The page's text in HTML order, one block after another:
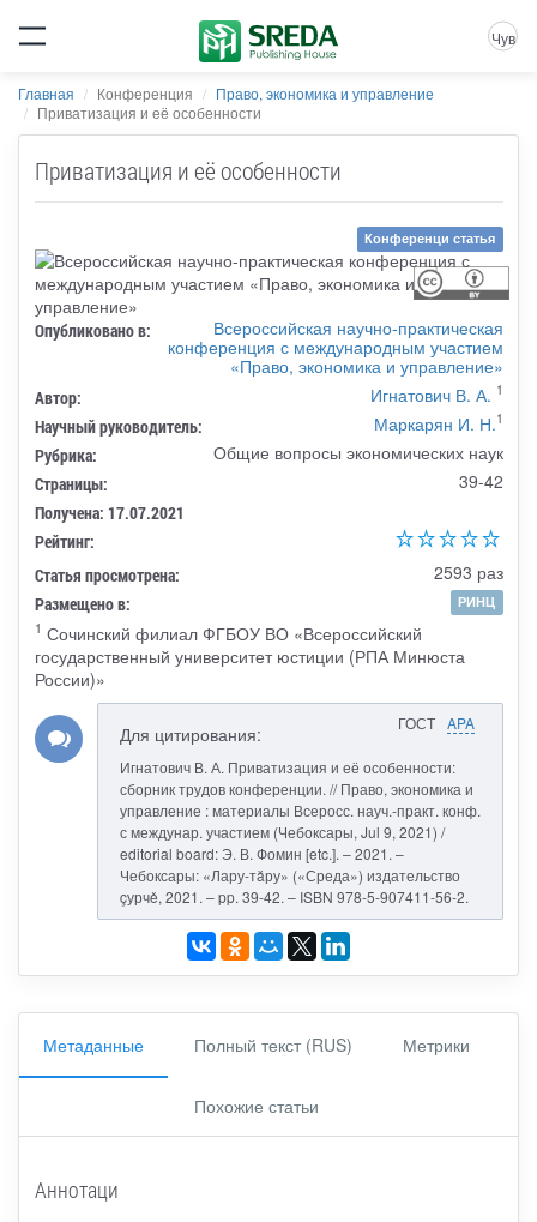
Чув
Главная Конференция
Право, экономика и управление
Приватизация и её особенности
Приватизация и её особенности
Конференци статья
Опубликовано в:
Всероссийская научно-практическая
конференция с международным участием
«Право, экономика и управление»
Автор: Игнатович В. А. 1
Научный руководитель: Маркарян И. Н.1
Рубрика: Общие вопросы экономических наук
Страницы: 39-42
Получена: 17.07.2021
Рейтинг:
Статья просмотрена:
2593 раз
Размещено в:
РИНЦ
1 Сочинский филиал ФГБОУ ВО «Всероссийский
государственный университет юстиции (РПА Минюста
России)»
ГОСТ APA
Для цитирования:
Игнатович В. А. Приватизация и её особенности:
сборник трудов конференции. // Право, экономика и
управление : материалы Всеросс. науч.-практ. конф.
с междунар. участием (Чебоксары, Jul 9, 2021) /
editorial board: Э. В. Фомин [etc.]. – 2021. –
Чебоксары: «Лару-тăру» («Среда») издательство
çурчě, 2021. – pp. 39-42. – ISBN 978-5-907411-56-2.
Метаданные Полный текст (RUS) Метрики
Похожие статьи
Аннотаци